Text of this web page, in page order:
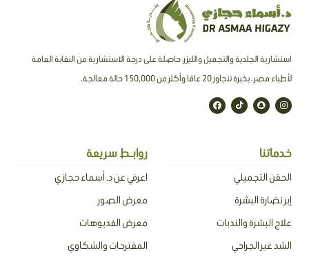
استشارية الجلدية والتجميل والليزر، حاصلة على درجة الاستشارية من النقابة العامة
لأطباء مصر ، بخبرة تتجاوز 20 عامًا وأكثر من 150,000 حالة معالجة.
I
n
s
a
S
n
a
a
t
T
i
k
F
a
c
خدماتنا
الحقن التجميلي
إبر نضارة البشرة
علاج البشرة والندبات
الشد غير الجراحي
روابـط سريعة
اعرفي عن د. أسماء حجازي
معرض الصور
معرض الفديوهات
المقترحات والشكاوي